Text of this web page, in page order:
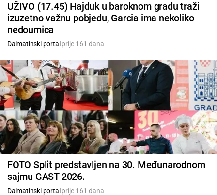
UŽIVO (17.45) Hajduk u baroknom gradu traži
izuzetno važnu pobjedu, Garcia ima nekoliko
nedoumica
Dalmatinski portal prije 161 dana
FOTO Split predstavljen na 30. Međunarodnom
sajmu GAST 2026.
Dalmatinski portal prije 161 dana